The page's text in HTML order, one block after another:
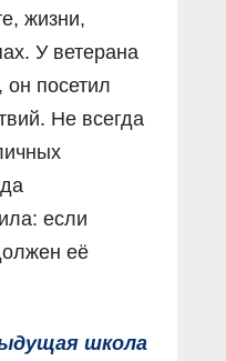
жизни,
У ветерана
он посетил
Не всегда
если
её
школа